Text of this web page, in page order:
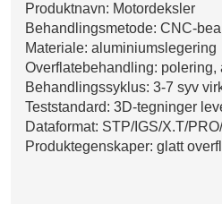
Produktnavn: Motordeksler
Behandlingsmetode: CNC-
Materiale: aluminiumslegering
Overflatebehandling:
Behandlingssyklus: 3-7 syv
Teststandard: 3D-tegninger
Dataformat: STP/IGS/X.T/
Produktegenskaper: glatt